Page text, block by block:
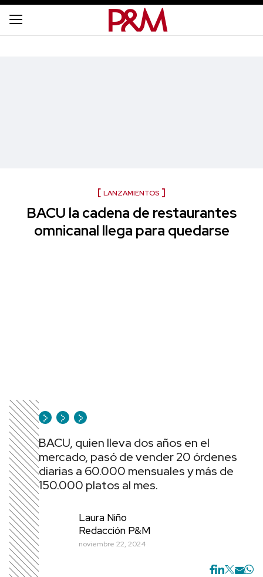
LANZAMIENTOS
BACU la cadena de restaurantes
omnicanal llega para quedarse
BACU, quien lleva dos años en el
mercado, pasó de vender 20 órdenes
diarias a 60.000 mensuales y más de
150.000 platos al mes.
Laura Niño
Redacción P&M
noviembre 22, 2024